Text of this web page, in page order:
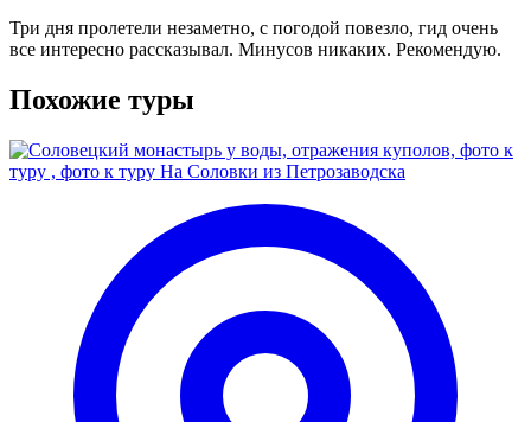
Три дня пролетели незаметно, с погодой повезло, гид очень
все интересно рассказывал. Минусов никаких. Рекомендую.
Похожие туры